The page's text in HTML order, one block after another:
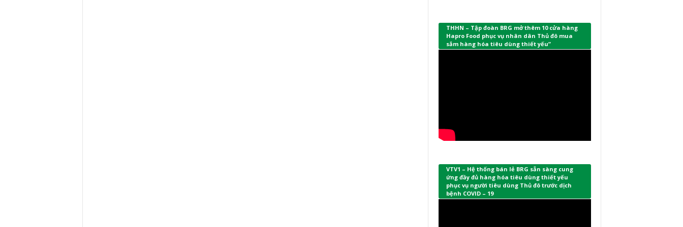
THHN – Tập đoàn BRG mở thêm 10 cửa hàng
Hapro Food phục vụ nhân dân Thủ đô mua
sắm hàng hóa tiêu dùng thiết yếu”
VTV1 – Hệ thống bán lẻ BRG sẵn sàng cung
ứng đầy đủ hàng hóa tiêu dùng thiết yếu
phục vụ người tiêu dùng Thủ đô trước dịch
bệnh COVID – 19